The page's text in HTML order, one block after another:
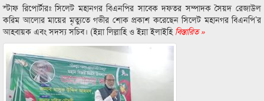
স্টাফ রিপোর্টারঃ সিলেট মহানগর বিএনপির সাবেক দফতর সম্পাদক সৈয়দ রেজাউল
করিম আলোর মায়ের মৃত্যুতে গভীর শোক প্রকাশ করেছেন সিলেট মহানগর বিএনপি’র
আহবায়ক এবং সদস্য সচিব। (ইন্না লিল্লাহি ও ইন্না ইলাইহিবিস্তারিত »